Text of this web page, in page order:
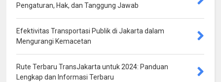
Pengaturan, Hak, dan Tanggung Jawab
Efektivitas Transportasi Publik di Jakarta dalam
Mengurangi Kemacetan
Rute Terbaru TransJakarta untuk 2024: Panduan
Lengkap dan Informasi Terbaru